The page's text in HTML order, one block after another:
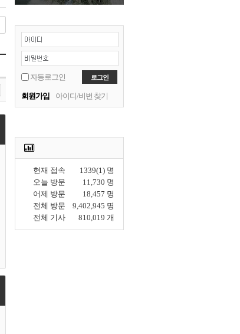
자동로그인
회원가입 아이디/비번 찾기
1339(1) 명
현재 접속
11,730 명
오늘 방문
18,457 명
어제 방문
9,402,945 명
전체 방문
810,019 개
전체 기사